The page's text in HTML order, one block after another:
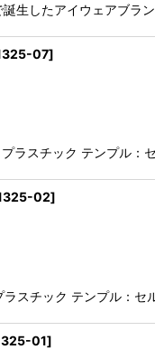
生したアイウェアブラ
07]
ラスチック テンプル
02]
スチック テンプル：
01]